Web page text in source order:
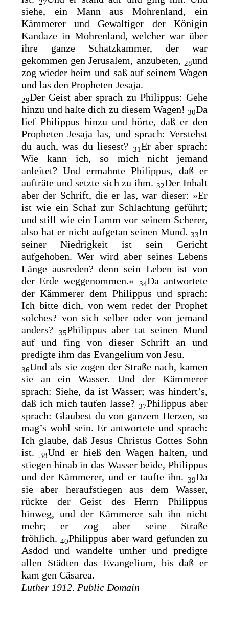
27
siehe, ein Mann aus Mohrenland, ein
Kämmerer und Gewaltiger der Königin
Kandaze in Mohrenland, welcher war über
ihre ganze Schatzkammer, der war
gekommen gen Jerusalem, anzubeten, 28und
zog wieder heim und saß auf seinem Wagen
und las den Propheten Jesaja.
29Der Geist aber sprach zu Philippus: Gehe
hinzu und halte dich zu diesem Wagen! 30Da
lief Philippus hinzu und hörte, daß er den
Propheten Jesaja las, und sprach: Verstehst
du auch, was du liesest?
31Er aber sprach:
Wie kann ich, so mich nicht jemand
anleitet? Und ermahnte Philippus, daß er
aufträte und setzte sich zu ihm. 32Der Inhalt
aber der Schrift, die er las, war dieser: »Er
ist wie ein Schaf zur Schlachtung geführt;
und still wie ein Lamm vor seinem Scherer,
also hat er nicht aufgetan seinen Mund. 33In
seiner Niedrigkeit ist sein Gericht
aufgehoben. Wer wird aber seines Lebens
Länge ausreden? denn sein Leben ist von
der Erde weggenommen.«
34Da antwortete
der Kämmerer dem Philippus und sprach:
Ich bitte dich, von wem redet der Prophet
solches? von sich selber oder von jemand
anders?
35Philippus aber tat seinen Mund
auf und fing von dieser Schrift an und
predigte ihm das Evangelium von Jesu.
36Und als sie zogen der Straße nach, kamen
sie an ein Wasser. Und der Kämmerer
sprach: Siehe, da ist Wasser; was hindert’s,
daß ich mich taufen lasse? 37Philippus aber
sprach: Glaubest du von ganzem Herzen, so
mag’s wohl sein. Er antwortete und sprach:
Ich glaube, daßJesus Christus Gottes Sohn
ist.
38Und er hieß den Wagen halten, und
stiegen hinab in das Wasser beide, Philippus
und der Kämmerer, und er taufte ihn. 39Da
sie aber heraufstiegen aus dem Wasser,
rückte der Geist des Herrn Philippus
hinweg, und der Kämmerer sah ihn nicht
mehr; er zog aber seine Straße
fröhlich. 40Philippus aber ward gefunden zu
Asdod und wandelte umher und predigte
allen Städten das Evangelium, bis daß er
kam genCäsarea.
Luther 1912. Public Domain